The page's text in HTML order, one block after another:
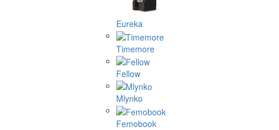
Eureka
Timemore
Fellow
Mlynko
Femobook